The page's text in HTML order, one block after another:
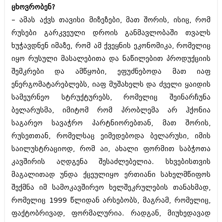
მარტი 2014 (413)
თებერვალი 2014 (318)
იანვარი 2014 (297)
დეკემბერი 2013 (365)
ნოემბერი 2013 (279)
ოქტომბერი 2013 (256)
სექტემბერი 2013 (368)
აგვისტო 2013 (89)
ივლისი 2013 (182)
მაისი 2013 (259)
აპრილი 2013 (304)
მარტი 2013 (352)
თებერვალი 2013 (204)
იანვარი 2013 (334)
დეკემბერი 2012 (98)
ნოემბერი 2012 (295)
ოქტომბერი 2012 (350)
სექტემბერი 2012 (264)
აგვისტო 2012 (268)
ივლისი 2012 (322)
ივნისი 2012 (282)
ცხოვრობენ?
– ამას აქვს თავისი მიზეზები, მათ შორის, ისიც, რომ
რუსები გარკვეული დროის განმავლობაში თვალს
ხუჭავდნენ იმაზე, რომ ამ ქვეყნის ეკონომიკა, რომელიც
იყო რუსული მასალებითა და ნაწილებით პროდუქციის
შემკრები და ამწყობი, ეფუძნებოდა მათ იაფ
ენერგომატარებლებს, იაფ მუშახელს და ძველი ყაიდის
სამეურნეო სტრუქტურებს, რომელიც შეინარჩუნა
ბელარუსმა, იმიტომ რომ პრობლემა არ ჰქონია
საგარეო სავაჭრო პარტნიორებთან, მათ შორის,
რუსეთთან, რომელსაც ეიმედებოდა ბელარუსი, იმის
საილუსტრაციოდ, რომ აი, ახალი ფორმით საბჭოთა
კავშირის აღდგენა შესაძლებელია. სხვებისთვის
მაგალითად უნდა ქცეულიყო ერთიანი სახელმწიფოს
შექმნა იმ სამოკავშირეო ხელშეკრულების თანახმად,
რომელიც 1999 წლიდან არსებობს, მაგრამ, რომელიც,
ფაქტობრივად, ფორმალურია. რადგან, მიუხედავად